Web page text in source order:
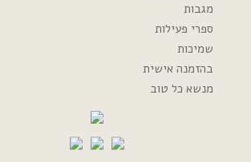
מגבות
ספרי פעילות
שמיכות
בהזמנה אישית
מנשא כל טוב